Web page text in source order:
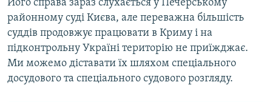
Його справа зараз слухається у Печерському
районному суді Києва, але переважна більшість
суддів продовжує працювати в Криму і на
підконтрольну Україні територію не приїжджає.
Ми можемо діставати їх шляхом спеціального
досудового та спеціального судового розгляду.